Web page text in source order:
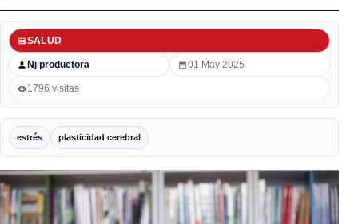
Nj productora
SALUD
01 May 2025
1796 visitas
estrés plasticidad cerebral